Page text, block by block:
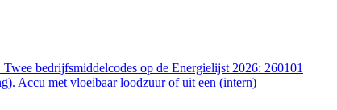
bedrijfsmiddelcodes op de Energielijst 2026: 260101
Accu met vloeibaar loodzuur of uit een (intern)